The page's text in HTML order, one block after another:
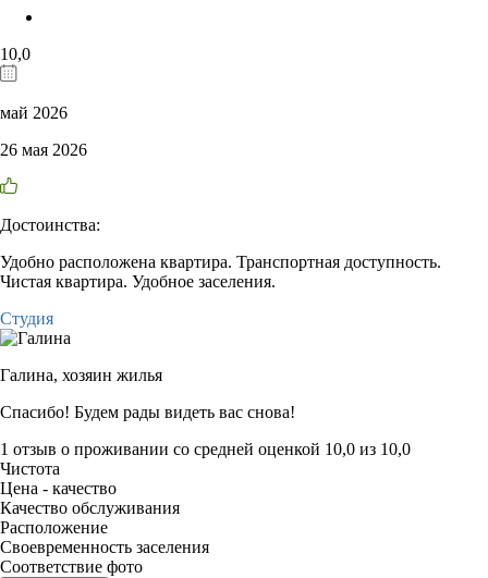
10,0
май 2026
26 мая 2026
Достоинства:
Удобно расположена квартира. Транспортная доступность.
Чистая квартира. Удобное заселения.
Студия
Галина, хозяин жилья
Спасибо! Будем рады видеть вас снова!
1 отзыв о проживании со средней оценкой 10,0 из 10,0
Чистота
Цена - качество
Качество обслуживания
Расположение
Своевременность заселения
Соответствие фото